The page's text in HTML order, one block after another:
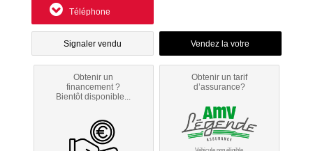
Téléphone
Signaler vendu
Obtenir un
financement ?
Bientôt disponible...
Obtenir un tarif
d’assurance?